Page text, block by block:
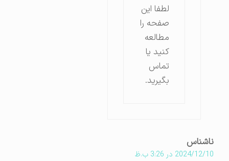
لطفا این
صفحه را
مطالعه
کنید یا
تماس
بگیرید.
ناشناس
2024/12/10 در 3:26 ب.ظ